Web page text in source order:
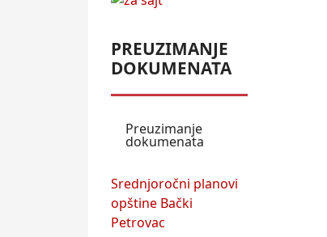
PREUZIMANJE
DOKUMENATA
Preuzimanje
dokumenata
Srednjoročni planovi
opštine Bački
Petrovac